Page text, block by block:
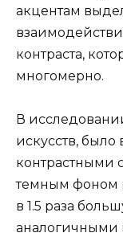
акцентам
контраста,
многомерно.
В
искусств,
контрастными
темным фоном
в 1.5 раза
аналогичными